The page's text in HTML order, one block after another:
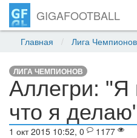
GIGAFOOTBALL
Главная Лига Чемпионов
ЛИГА ЧЕМПИОНОВ
Аллегри: "Я
что я
1 окт 2015 10:52, 0 1177